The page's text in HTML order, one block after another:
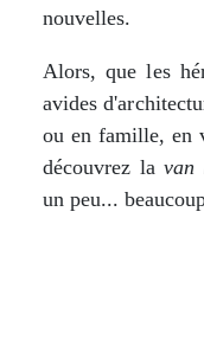
nouvelles.
Alors, que les
avides
ou en famille, en
découvrez lavan
un peu...